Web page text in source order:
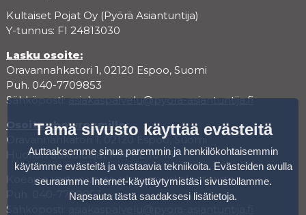
Kultaiset Pojat Oy (Pyörä Asiantuntija)
Y-tunnus: FI 24813030
Lasku osoite:
Oravannahkatori 1, 02120 Espoo, Suomi
Puh. 040-7709853
Sähköposti:asiakaspalvelu@pyora-asiantuntija.fi
Osoite showroomille:
Oravannahkatori 1, 02120 Espoo, Suomi
Huollon aukioloajat MA-PE 10-18
Koeajoa varten varaa aika varauskalenterista.
Puh. 040-7709853
Sähköposti:
Tämä sivusto käyttää evästeitä
Auttaaksemme sinua paremmin ja henkilökohtaisemmin
käytämme evästeitä ja vastaavia tekniikoita. Evästeiden avulla
seuraamme Internet-käyttäytymistäsi sivustollamme.
Napsauta tästä saadaksesi lisätietoja.